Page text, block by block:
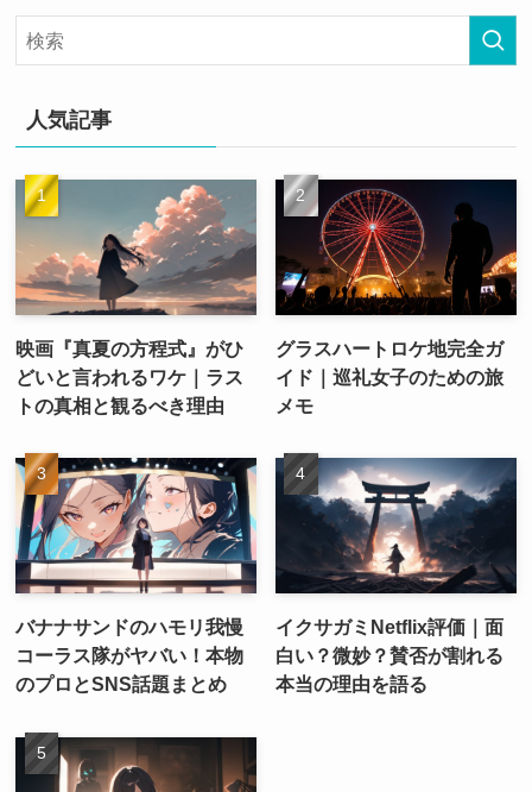
人気記事
映画『真夏の方程式』がひ
どいと言われるワケ｜ラス
トの真相と観るべき理由
グラスハートロケ地完全ガ
イド｜巡礼女子のための旅
メモ
バナナサンドのハモリ我慢
コーラス隊がヤバい！本物
のプロとSNS話題まとめ
イクサガミNetflix評価｜面
白い？微妙？賛否が割れる
本当の理由を語る